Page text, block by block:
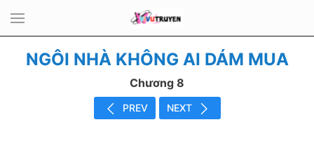
NGÔI NHÀ KHÔNG AI DÁM MUA
Chương 8
PREV NEXT